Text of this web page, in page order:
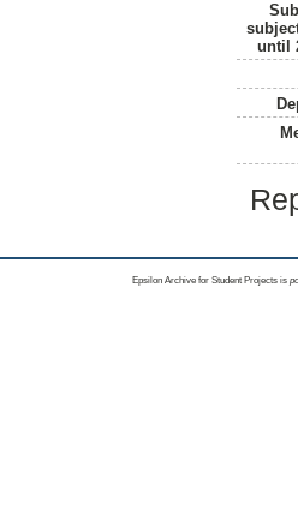
until
Epsilon Archive for Student Projects is